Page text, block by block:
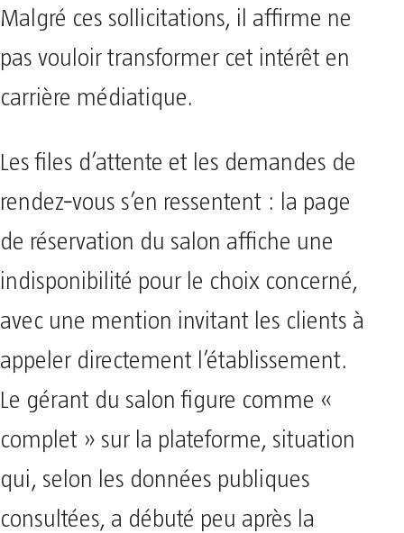
Malgré ces sollicitations, il affirme ne
pas vouloir transformer cet intérêt en
carrière médiatique.
Les files d’attente et les demandes de
rendez‑vous s’en ressentent : la page
de réservation du salon affiche une
indisponibilité pour le choix concerné,
avec une mention invitant les clients à
appeler directement l’établissement.
Le gérant du salon figure comme «
complet » sur la plateforme, situation
qui, selon les données publiques
consultées, a débuté peu après la